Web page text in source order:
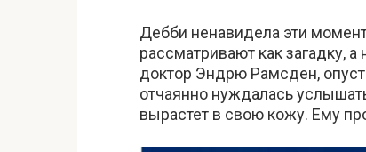
Дебби ненавидела эти
рассматривают как загадку,
доктор Эндрю Рамсден,
отчаянно нуждалась
вырастет в свою кожу. Ему